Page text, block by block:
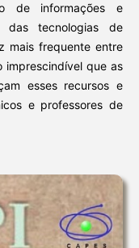
de informações e
tecnologias de
mais frequente entre
imprescindível que as
esses recursos e
e professores de